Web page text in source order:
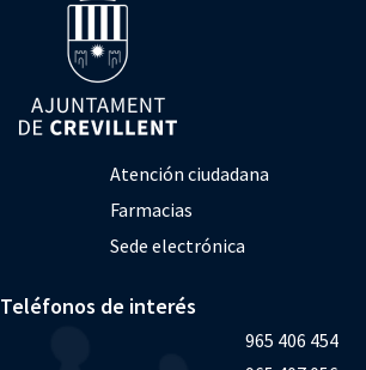
Atención ciudadana
Farmacias
Sede electrónica
Teléfonos de interés
965 406 454